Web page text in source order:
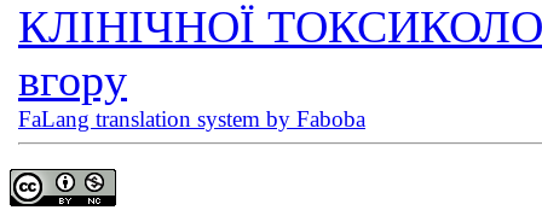
КЛІНІЧНОЇ
вгору
FaLang translation system by Faboba